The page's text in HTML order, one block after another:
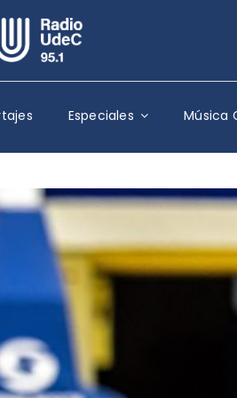
UdeC en vivo
Somos
Podcast
Noticias
Reportajes
Columnas
Clásica
Especiales
Especiales Música